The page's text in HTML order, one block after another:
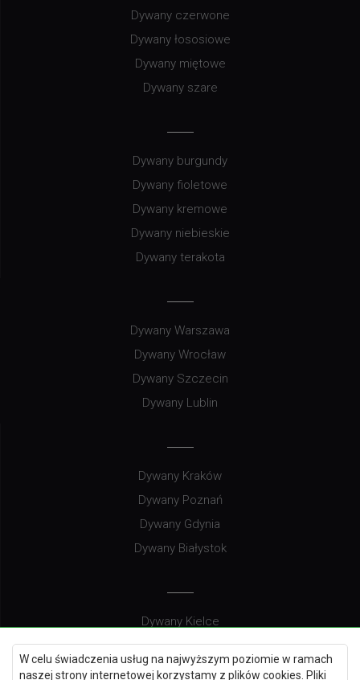
W celu świadczenia usług na najwyższym poziomie w ramach
naszej strony internetowej korzystamy z plików cookies. Pliki
Dywany czerwone
Dywany łososiowe
Dywany miętowe
Dywany szare
Dywany burgundy
Dywany fioletowe
Dywany kremowe
Dywany niebieskie
Dywany terakota
Dywany Warszawa
Dywany Wrocław
Dywany Szczecin
Dywany Lublin
Dywany Kraków
Dywany Poznań
Dywany Gdynia
Dywany Białystok
Dywany Kielce
Dywany Gdańsk
Dywany Toruń